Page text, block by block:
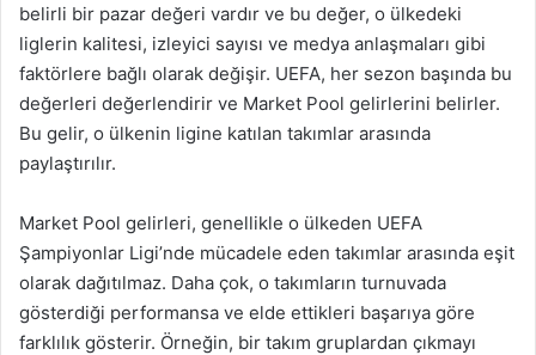
belirli bir pazar değeri vardır ve bu değer, o ülkedeki
liglerin kalitesi, izleyici sayısı ve medya anlaşmaları gibi
faktörlere bağlı olarak değişir. UEFA, her sezon başında bu
değerleri değerlendirir ve Market Pool gelirlerini belirler.
Bu gelir, o ülkenin ligine katılan takımlar arasında
paylaştırılır.
Market Pool gelirleri, genellikle o ülkeden UEFA
Şampiyonlar Ligi’nde mücadele eden takımlar arasında eşit
olarak dağıtılmaz. Daha çok, o takımların turnuvada
gösterdiği performansa ve elde ettikleri başarıya göre
farklılık gösterir. Örneğin, bir takım gruplardan çıkmayı